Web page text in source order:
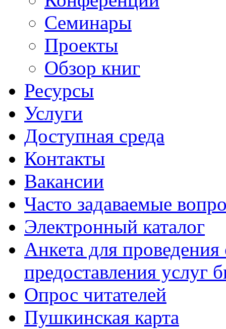
Семинары
Проекты
Обзор книг
Ресурсы
Услуги
Доступная среда
Контакты
Вакансии
Часто задаваемые
Электронный каталог
Анкета для проведения
предоставления услуг
Опрос читателей
Пушкинская карта